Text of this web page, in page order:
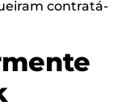
contratá-